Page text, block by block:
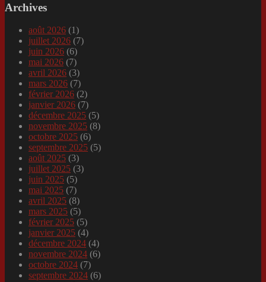
Archives
août 2026 (1)
juillet 2026 (7)
juin 2026 (6)
mai 2026 (7)
avril 2026 (3)
mars 2026 (7)
février 2026 (2)
janvier 2026 (7)
décembre 2025 (5)
novembre 2025 (8)
octobre 2025 (6)
septembre 2025 (5)
août 2025 (3)
juillet 2025 (3)
juin 2025 (5)
mai 2025 (7)
avril 2025 (8)
mars 2025 (5)
février 2025 (5)
janvier 2025 (4)
décembre 2024 (4)
novembre 2024 (6)
octobre 2024 (7)
septembre 2024 (6)